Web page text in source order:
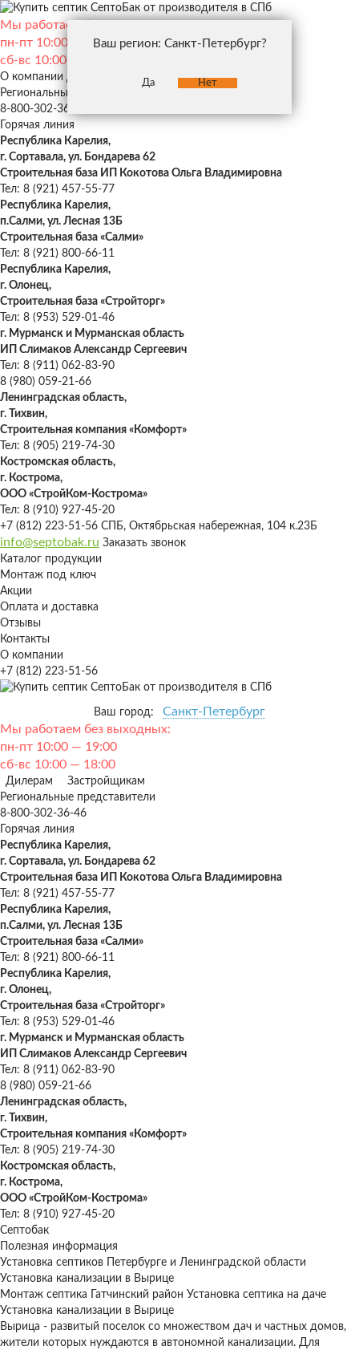
Ваш регион: Санкт-Петербург?
Да Нет
Мы работаем без выходных:
пн-пт 10:00 — 19:00
сб-вс 10:00 — 18:00
О компании Дилерам
Застройщикам
Региональные представители
8-800-302-36-46
Горячая линия
Республика Карелия,
г. Сортавала, ул. Бондарева 62
Строительная база ИП Кокотова Ольга Владимировна
Тел: 8 (921) 457-55-77
Республика Карелия,
п.Салми, ул. Лесная 13Б
Строительная база «Салми»
Тел: 8 (921) 800-66-11
Республика Карелия,
г. Олонец,
Строительная база «Стройторг»
Тел: 8 (953) 529-01-46
г. Мурманск и Мурманская область
ИП Слимаков Александр Сергеевич
Тел: 8 (911) 062-83-90
8 (980) 059-21-66
Ленинградская область,
г. Тихвин,
Строительная компания «Комфорт»
Тел: 8 (905) 219-74-30
Костромская область,
г. Кострома,
ООО «СтройКом-Кострома»
Тел: 8 (910) 927-45-20
+7 (812) 223-51-56 СПБ, Октябрьская набережная, 104 к.23Б
info@septobak.ru Заказать звонок
Каталог продукции
Монтаж под ключ
Акции
Оплата и доставка
Отзывы
Контакты
О компании
+7 (812) 223-51-56
Ваш город:
Санкт-Петербург
Мы работаем без выходных:
пн-пт 10:00 — 19:00
сб-вс 10:00 — 18:00
Дилерам
Застройщикам
Региональные представители
8-800-302-36-46
Горячая линия
Республика Карелия,
г. Сортавала, ул. Бондарева 62
Строительная база ИП Кокотова Ольга Владимировна
Тел: 8 (921) 457-55-77
Республика Карелия,
п.Салми, ул. Лесная 13Б
Строительная база «Салми»
Тел: 8 (921) 800-66-11
Республика Карелия,
г. Олонец,
Строительная база «Стройторг»
Тел: 8 (953) 529-01-46
г. Мурманск и Мурманская область
ИП Слимаков Александр Сергеевич
Тел: 8 (911) 062-83-90
8 (980) 059-21-66
Ленинградская область,
г. Тихвин,
Строительная компания «Комфорт»
Тел: 8 (905) 219-74-30
Костромская область,
г. Кострома,
ООО «СтройКом-Кострома»
Тел: 8 (910) 927-45-20
Септобак
Полезная информация
Установка септиков Петербурге и Ленинградской области
Установка канализации в Вырице
Монтаж септика
Гатчинский район Установка септика на даче
Установка канализации в Вырице
Вырица - развитый поселок со множеством дач и частных домов,
жители которых нуждаются в автономной канализации. Для